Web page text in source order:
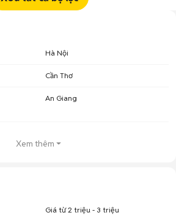
Hà Nội
Cần Thơ
An Giang
Xem thêm
Giá từ 2 triệu - 3 triệu